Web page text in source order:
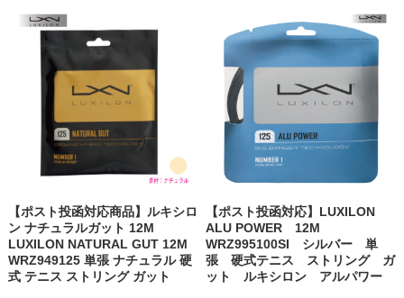
【ポスト投函対応商品】ルキシロ
ン ナチュラルガット 12M
LUXILON NATURAL GUT 12M
WRZ949125 単張 ナチュラル 硬
式 テニス ストリング ガット
【ポスト投函対応】LUXILON
ALU POWER 12M
WRZ995100SI シルバー 単
張 硬式テニス ストリング ガ
ット ルキシロン アルパワー